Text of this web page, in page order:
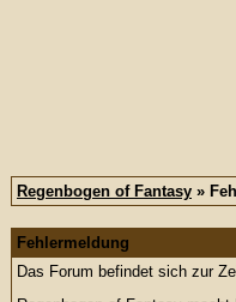
Regenbogen of Fantasy »
Fehlermeldung
Das Forum befindet sich zur